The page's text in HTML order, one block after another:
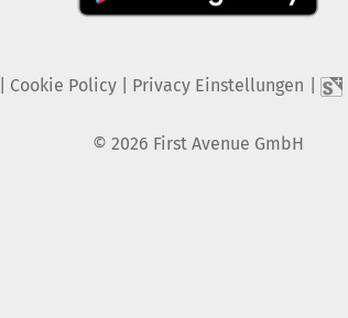
Cookie Policy| Privacy Einstellungen
© 2026 First Avenue GmbH